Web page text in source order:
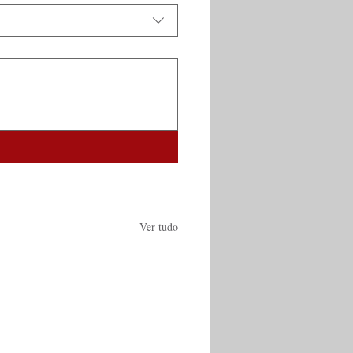
Ver tudo